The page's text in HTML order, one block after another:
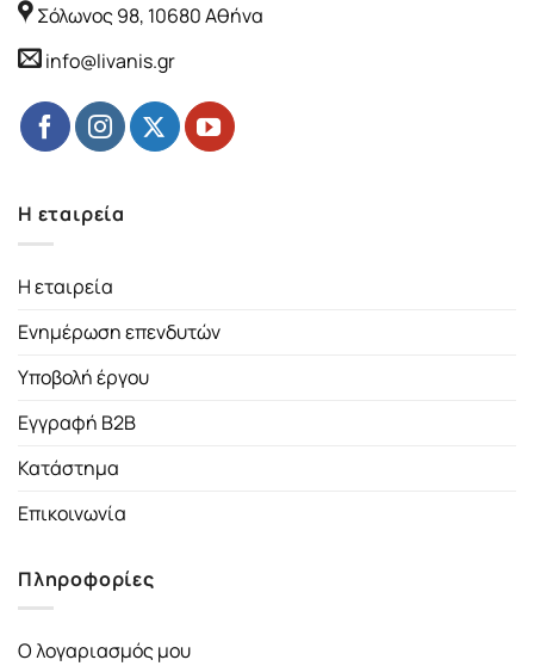
Σόλωνος 98, 10680 Αθήνα
info@livanis.gr
Η εταιρεία
Η εταιρεία
Ενημέρωση επενδυτών
Υποβολή έργου
Εγγραφή B2B
Κατάστημα
Επικοινωνία
Πληροφορίες
Ο λογαριασμός μου